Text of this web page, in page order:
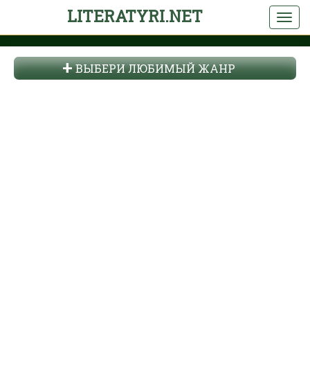
LITERATYRI.NET
ВЫБЕРИ ЛЮБИМЫЙ ЖАНР